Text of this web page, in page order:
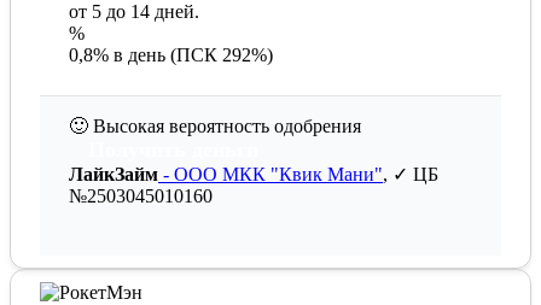
от 5 до 14 дней.
%
0,8% в день (ПСК 292%)
🙂 Высокая вероятность одобрения
ЛайкЗайм - ООО МКК "Квик Мани", ✓ ЦБ
№2503045010160